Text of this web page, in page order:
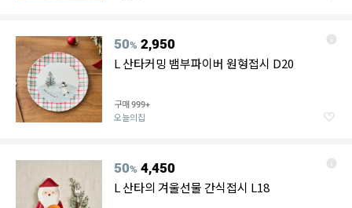
50% 2,950
L 산타커밍 뱀부파이버 원형접시 D20
구매999+
오늘의집
50% 4,450
L 산타의 겨울선물 간식접시 L18